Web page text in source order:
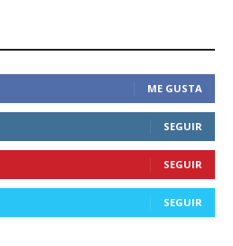
ME GUSTA
SEGUIR
SEGUIR
SEGUIR